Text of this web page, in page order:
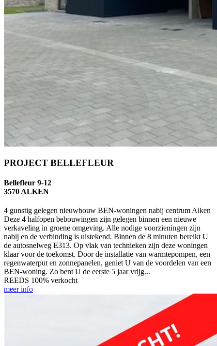
PROJECT BELLEFLEUR
Bellefleur 9-12
3570 ALKEN
4 gunstig gelegen nieuwbouw BEN-woningen nabij centrum Alken
Deze 4 halfopen bebouwingen zijn gelegen binnen een nieuwe
verkaveling in groene omgeving. Alle nodige voorzieningen zijn
nabij en de verbinding is uistekend. Binnen de 8 minuten bereikt U
de autosnelweg E313. Op vlak van technieken zijn deze woningen
klaar voor de toekomst. Door de installatie van warmtepompen, een
regenwaterput en zonnepanelen, geniet U van de voordelen van een
BEN-woning. Zo bent U de eerste 5 jaar vrijg...
REEDS 100% verkocht
meer info